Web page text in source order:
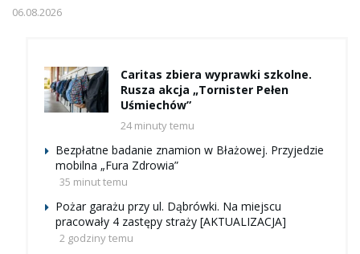
06.08.2026
Caritas zbiera wyprawki szkolne.
Rusza akcja „Tornister Pełen
Uśmiechów”
24 minuty temu
Bezpłatne badanie znamion w Błażowej. Przyjedzie
mobilna „Fura Zdrowia”
35 minut temu
Pożar garażu przy ul. Dąbrówki. Na miejscu
pracowały 4 zastępy straży [AKTUALIZACJA]
2 godziny temu